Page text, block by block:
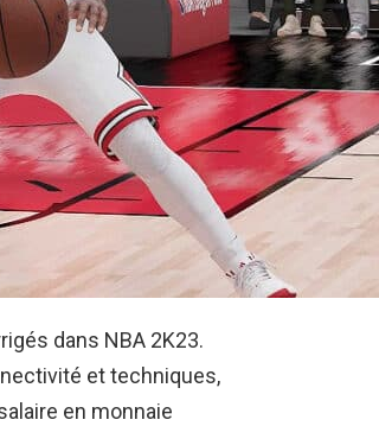
dans NBA 2K23.
et techniques,
en monnaie